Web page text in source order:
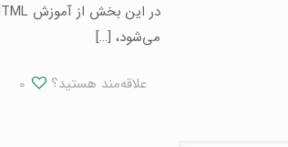
می‌شود، […]
علاقه‌مند هستید؟ 0